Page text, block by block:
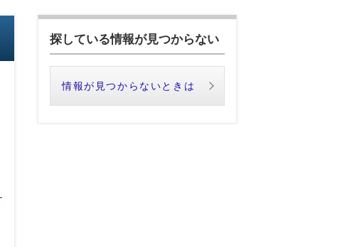
探している情報が見つからない
情報が見つからないときは